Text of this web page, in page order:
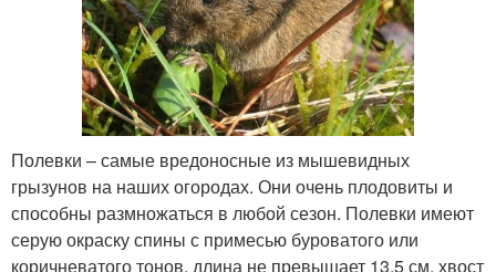
Полевки – самые вредоносные из мышевидных
грызунов на наших огородах. Они очень плодовиты и
способны размножаться в любой сезон. Полевки имеют
серую окраску спины с примесью буроватого или
коричневатого тонов, длина не превышает 13,5 см, хвост